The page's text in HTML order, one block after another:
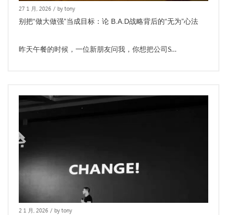
27 1 月, 2026 / by tony
别把“做大做强”当成目标：论 B.A.D战略背后的“无为”心法
昨天午餐的时候，一位新朋友问我，你想把公司S…
2 1 月, 2026 / by tony